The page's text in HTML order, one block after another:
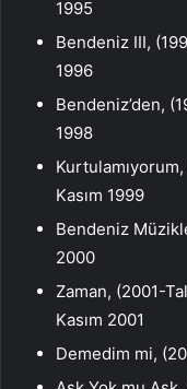
1995
Bendeniz III,
1996
Bendeniz’den,
1998
Kasım 1999
Bendeniz
2000
Zaman, (2001-
Kasım 2001
Demedim mi,